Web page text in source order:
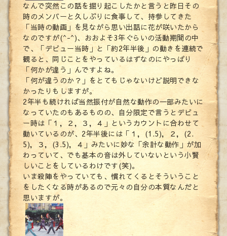
なんで突然この話を掘り起こしたかと言うと昨日その
時のメンバーと久しぶりに食事して、持参してきた
「当時の動画」を見ながら思い出話に花が咲いたから
なのですが(^-^)、おおよそ3年ぐらいの活動期間の中
で、「デビュー当時」と「約2年半後」の動きを連続で
観ると、同じことをやっているはずなのにやっぱり
「何かが違う」んですよね。
「何が違うのか？」をとてもじゃないけど説明できな
かったりもしますが。
2年半も続ければ当然振付が自然な動作の一部みたいに
なっていたのもあるものの、自分限定で言うとデビュ
ー時は「１，２，３，４」というカウントに合わせて
動いているのが、2年半後には「１，(1.5)，２，(2.
5)，３，(3.5)，４」みたいに妙な「余計な動作」が加
わっていて、でも基本の音は外していないという小賢
しいことをしているわけです(笑)。
いま殺陣をやっていても、慣れてくるとそういうこと
をしたくなる時があるので元々の自分の本質なんだと
思いますが。